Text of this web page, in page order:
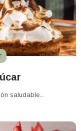
saludable...